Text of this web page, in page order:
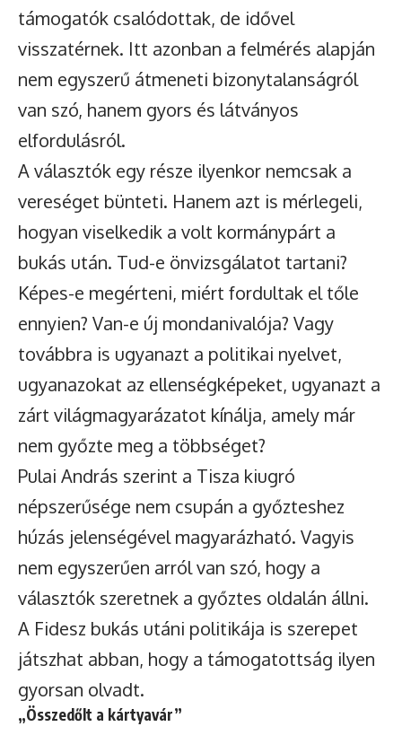
támogatók csalódottak, de idővel
visszatérnek. Itt azonban a felmérés alapján
nem egyszerű átmeneti bizonytalanságról
van szó, hanem gyors és látványos
elfordulásról.
A választók egy része ilyenkor nemcsak a
vereséget bünteti. Hanem azt is mérlegeli,
hogyan viselkedik a volt kormánypárt a
bukás után. Tud-e önvizsgálatot tartani?
Képes-e megérteni, miért fordultak el tőle
ennyien? Van-e új mondanivalója? Vagy
továbbra is ugyanazt a politikai nyelvet,
ugyanazokat az ellenségképeket, ugyanazt a
zárt világmagyarázatot kínálja, amely már
nem győzte meg a többséget?
Pulai András szerint a Tisza kiugró
népszerűsége nem csupán a győzteshez
húzás jelenségével magyarázható. Vagyis
nem egyszerűen arról van szó, hogy a
választók szeretnek a győztes oldalán állni.
A Fidesz bukás utáni politikája is szerepet
játszhat abban, hogy a támogatottság ilyen
gyorsan olvadt.
„Összedőlt a kártyavár”